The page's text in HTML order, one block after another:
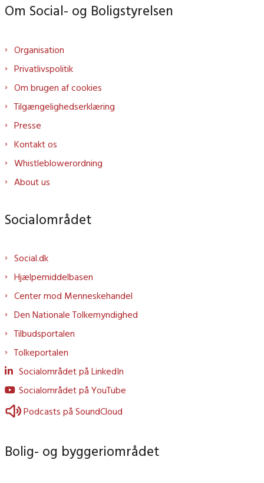
Om Social- og Boligstyrelsen
Organisation
Privatlivspolitik
Om brugen af cookies
Tilgængelighedserklæring
Presse
Kontakt os
Whistleblowerordning
About us
Socialområdet
Social.dk
Hjælpemiddelbasen
Center mod Menneskehandel
Den Nationale Tolkemyndighed
Tilbudsportalen
Tolkeportalen
Socialområdet på LinkedIn
Socialområdet på YouTube
Podcasts på SoundCloud
Bolig- og byggeriområdet